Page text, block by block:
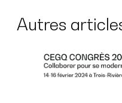
Autres